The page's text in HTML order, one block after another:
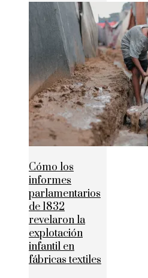
Cómo los
informes
parlamentarios
de 1832
revelaron la
explotación
infantil en
fábricas textiles